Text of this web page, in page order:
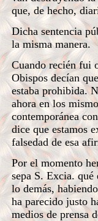
que, de hecho,
Dicha sentencia
la misma manera.
Cuando recién fui
Obispos decían
estaba prohibida.
ahora en los
contemporánea
dice que estamos
falsedad de esa
Por el momento
sepa S. Excia. qué
lo demás,
ha parecido justo
medios de prensa